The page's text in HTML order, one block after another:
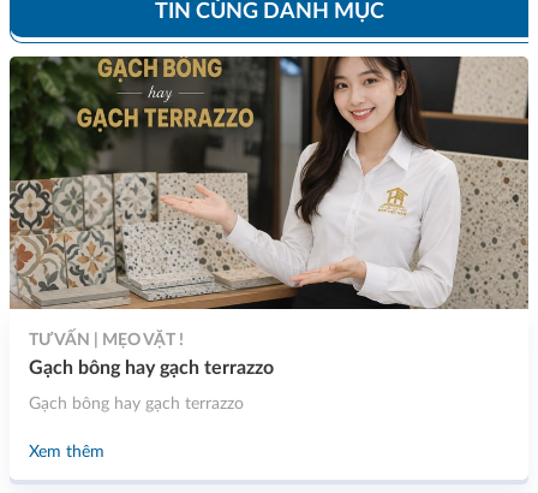
TIN CÙNG DANH MỤC
TƯ VẤN | MẸO VẶT !
Gạch bông hay gạch terrazzo
Gạch bông hay gạch terrazzo
Xem thêm